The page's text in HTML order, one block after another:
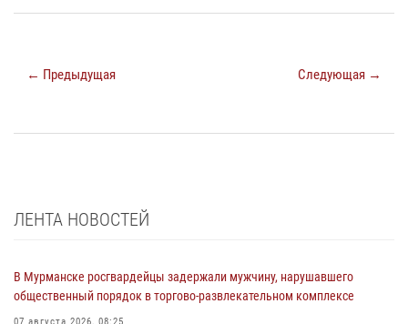
← Предыдущая Следующая →
ЛЕНТА НОВОСТЕЙ
В Мурманске росгвардейцы задержали мужчину, нарушавшего
общественный порядок в торгово-развлекательном комплексе